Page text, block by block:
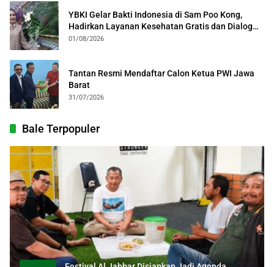
YBKI Gelar Bakti Indonesia di Sam Poo Kong,
Hadirkan Layanan Kesehatan Gratis dan Dialog
Kebangsaan
01/08/2026
Tantan Resmi Mendaftar Calon Ketua PWI Jawa
Barat
31/07/2026
Bale Terpopuler